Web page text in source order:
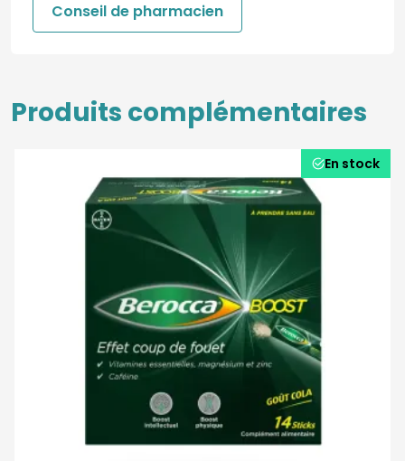
Conseil de pharmacien
Produits complémentaires
En stock